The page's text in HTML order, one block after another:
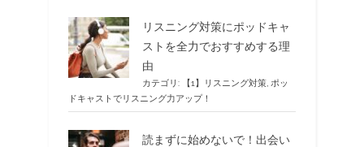
リスニング対策にポッドキャ
ストを全力でおすすめする理
由
カテゴリ: 【1】リスニング対策, ポッ
ドキャストでリスニング力アップ！
読まずに始めないで！出会い